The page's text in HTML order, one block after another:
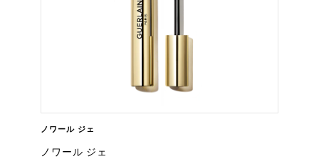
ノワール ジェ
ノワール ジェ